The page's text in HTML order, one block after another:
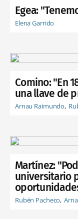
Egea:
Elena Garrido
Comino: "En
una llave de
Arnau Raimundo
Martínez:
universitario
Rubén Pacheco